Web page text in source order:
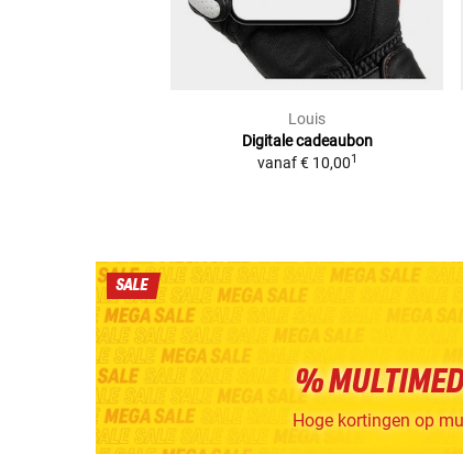
Louis
Digitale cadeaubon
vanaf € 10,001
SALE
%
Hoge kortingen op